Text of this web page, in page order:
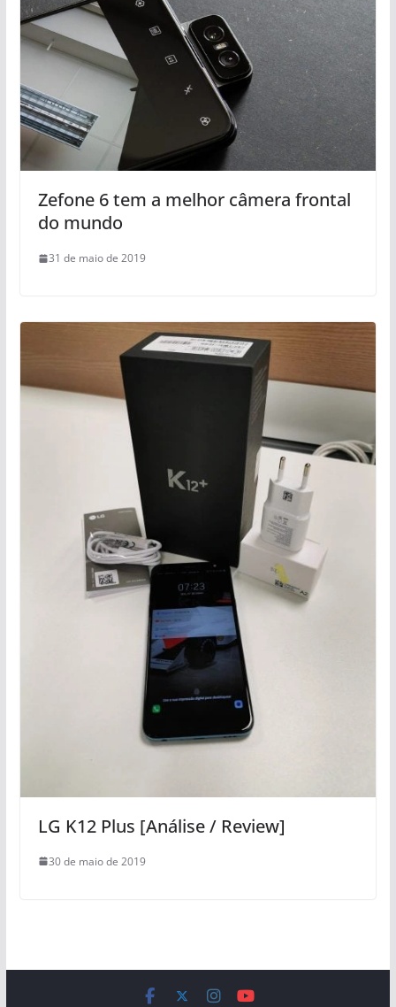
Zefone 6 tem a melhor câmera frontal
do mundo
31 de maio de 2019
LG K12 Plus [Análise / Review]
30 de maio de 2019